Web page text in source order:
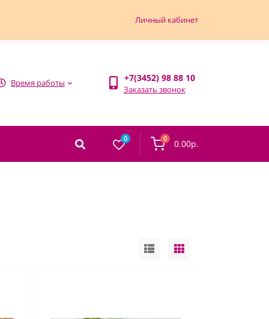
Личный кабинет
Время работы +7(3452) 98 88 10
Заказать звонок
0 0 0.00р.